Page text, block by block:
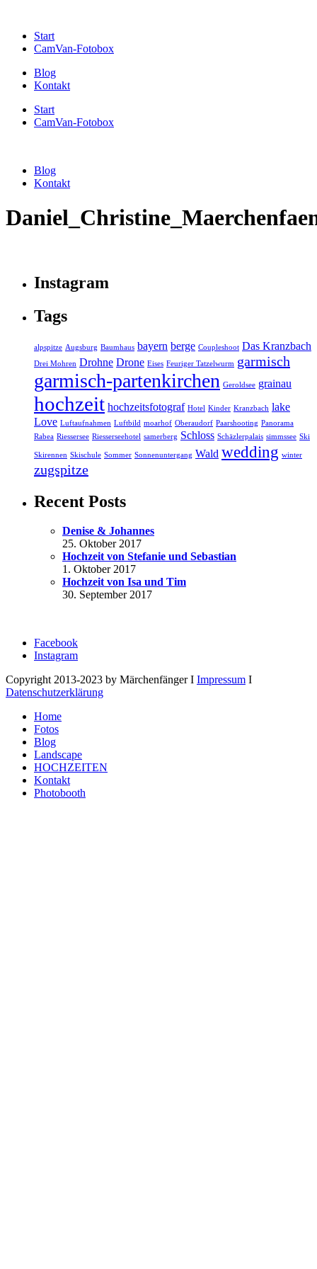
Start
CamVan-Fotobox
Blog
Kontakt
Start
CamVan-Fotobox
Blog
Kontakt
Instagram
Tags
alpspitze Augsburg Baumhaus bayern berge Coupleshoot Das Kranzbach
Drei Mohren Drohne Drone Eises Feuriger Tatzelwurm garmisch
garmisch-partenkirchen Geroldsee grainau
hochzeit hochzeitsfotograf Hotel Kinder Kranzbach lake
Love Luftaufnahmen Luftbild moarhof Oberaudorf Paarshooting Panorama
Rabea Riessersee Riesserseehotel samerberg Schloss Schäzlerpalais simmssee Ski
Skirennen Skischule Sommer Sonnenuntergang Wald wedding winter
zugspitze
Recent Posts
Denise & Johannes
25. Oktober 2017
Hochzeit von Stefanie und Sebastian
1. Oktober 2017
Hochzeit von Isa und Tim
30. September 2017
Facebook
Instagram
Copyright 2013-2023 by Märchenfänger I Impressum I
Datenschutzerklärung
Home
Fotos
Blog
Landscape
HOCHZEITEN
Kontakt
Photobooth